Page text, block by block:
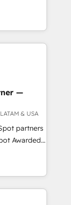
since 2017
systems
-
you
—
& USA
partners
Awarded
U.S.,
with
largest
across